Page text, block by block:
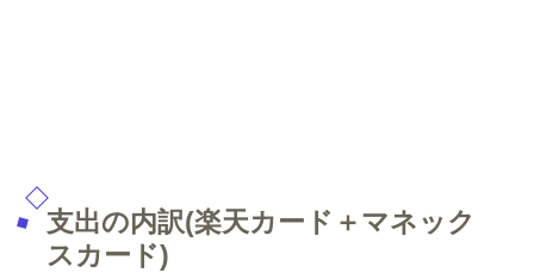
支出の内訳(楽天カード＋マネック
スカード)